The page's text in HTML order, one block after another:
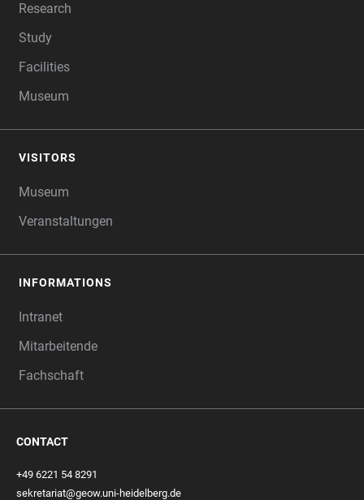
Research
Study
Facilities
Museum
VISITORS
Museum
Veranstaltungen
INFORMATIONS
Intranet
Mitarbeitende
Fachschaft
CONTACT
+49 6221 54 8291
sekretariat@geow.uni-heidelberg.de